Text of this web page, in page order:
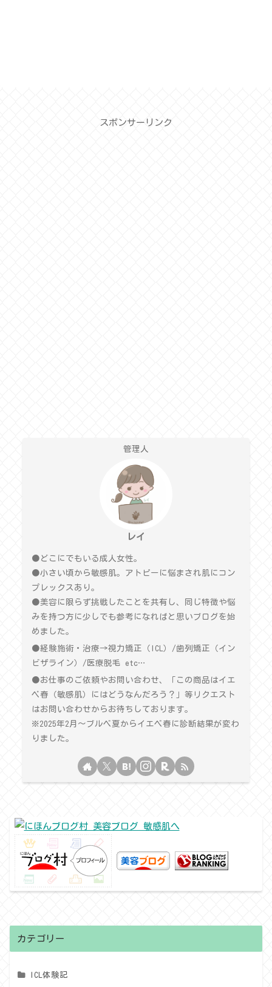
スポンサーリンク
管理人
レイ
●どこにでもいる成人女性。
●小さい頃から敏感肌。アトピーに悩まされ肌にコン
プレックスあり。
●美容に限らず挑戦したことを共有し、同じ特徴や悩
みを持つ方に少しでも参考になればと思いブログを始
めました。
●経験施術・治療→視力矯正（ICL）/歯列矯正（イン
ビザライン）/医療脱毛 etc…
●お仕事のご依頼やお問い合わせ、「この商品はイエ
ベ春（敏感肌）にはどうなんだろう？」等リクエスト
はお問い合わせからお待ちしております。
※2025年2月〜ブルベ夏からイエベ春に診断結果が変わ
りました。
カテゴリー
ICL体験記